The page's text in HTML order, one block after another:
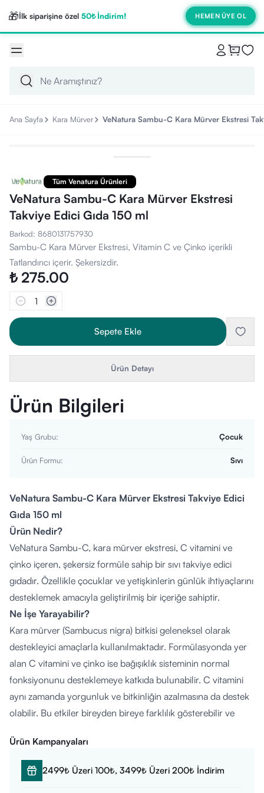
🎁İlk siparişine özel 50₺ İndirim! HEMEN ÜYE OL
Ana Sayfa Kara Mürver VeNatura Sambu-C Kara Mürver Ekstresi
Tüm Venatura Ürünleri
VeNatura Sambu-C Kara Mürver Ekstresi
Takviye Edici Gıda 150 ml
Barkod: 8680131757930
Sambu-C Kara Mürver Ekstresi, Vitamin C ve Çinko içerikli
Tatlandırıcı içerir. Şekersizdir.
₺ 275.00
1
Sepete Ekle
Ürün Detayı
Ürün Bilgileri
Yaş Grubu: Çocuk
Ürün Formu: Sıvı
VeNatura Sambu-C Kara Mürver Ekstresi Takviye Edici
Gıda 150 ml
Ürün Nedir?
VeNatura Sambu-C, kara mürver ekstresi, C vitamini ve
çinko içeren, şekersiz formüle sahip bir sıvı takviye edici
gıdadır. Özellikle çocuklar ve yetişkinlerin günlük ihtiyaçlarını
desteklemek amacıyla geliştirilmiş bir içeriğe sahiptir.
Ne İşe Yarayabilir?
Kara mürver (Sambucus nigra) bitkisi geleneksel olarak
destekleyici amaçlarla kullanılmaktadır. Formülasyonda yer
alan C vitamini ve çinko ise bağışıklık sisteminin normal
fonksiyonunu desteklemeye katkıda bulunabilir. C vitamini
aynı zamanda yorgunluk ve bitkinliğin azalmasına da destek
olabilir. Bu etkiler bireyden bireye farklılık gösterebilir ve
Nasıl Kullanılır?
4-10 yaş grubu çocuklar:
Günde 1-2 kez, 10 ml
11 yaş ve üzeri bireyler:
Ürün Kampanyaları
2499₺ Üzeri 100₺, 3499₺ Üzeri 200₺ İndirim